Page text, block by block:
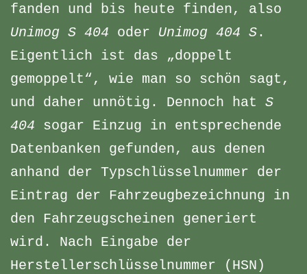
fanden und bis heute finden, also
Unimog S 404 oder Unimog 404 S.
Eigentlich ist das „doppelt
gemoppelt“, wie man so schön sagt,
und daher unnötig. Dennoch hat S
404 sogar Einzug in entsprechende
Datenbanken gefunden, aus denen
anhand der Typschlüsselnummer der
Eintrag der Fahrzeugbezeichnung in
den Fahrzeugscheinen generiert
wird. Nach Eingabe der
Herstellerschlüsselnummer (HSN)